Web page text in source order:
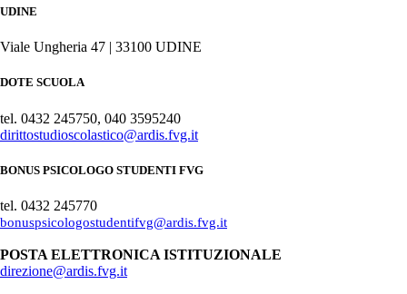
UDINE
Viale Ungheria 47 | 33100 UDINE
DOTE SCUOLA
tel. 0432 245750, 040 3595240
dirittostudioscolastico@ardis.fvg.it
BONUS PSICOLOGO STUDENTI FVG
tel. 0432 245770
bonuspsicologostudentifvg@ardis.fvg.it
POSTA ELETTRONICA ISTITUZIONALE
direzione@ardis.fvg.it